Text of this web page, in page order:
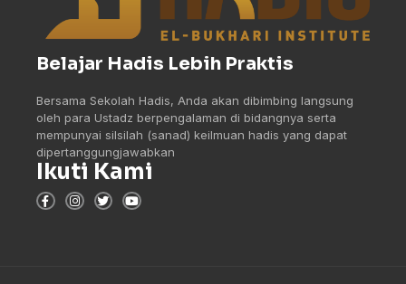
Belajar Hadis Lebih Praktis
Bersama Sekolah Hadis, Anda akan dibimbing langsung
oleh para Ustadz berpengalaman di bidangnya serta
mempunyai silsilah (sanad) keilmuan hadis yang dapat
dipertanggungjawabkan
Ikuti Kami